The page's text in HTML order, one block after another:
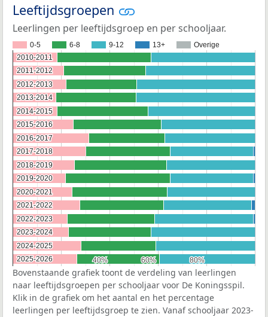
Leeftijdsgroepen
Leerlingen per leeftijdsgroep en per schooljaar.
0-5 6-8 9-12 13+ Overige
40%
40% 60%
60% 80%
80%
2010-2011
2010-2011
2011-2012
2011-2012
2012-2013
2012-2013
2013-2014
2013-2014
2014-2015
2014-2015
2015-2016
2015-2016
2016-2017
2016-2017
2017-2018
2017-2018
2018-2019
2018-2019
2019-2020
2019-2020
2020-2021
2020-2021
2021-2022
2021-2022
2022-2023
2022-2023
2023-2024
2023-2024
2024-2025
2024-2025
2025-2026
2025-2026
Bovenstaande grafiek toont de verdeling van leerlingen
naar leeftijdsgroepen per schooljaar voor De Koningsspil.
Klik in de grafiek om het aantal en het percentage
leerlingen per leeftijdsgroep te zien. Vanaf schooljaar 2023-